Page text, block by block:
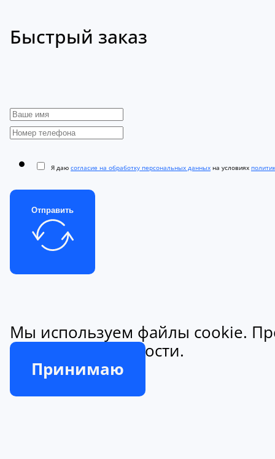
Быстрый заказ
Я даю согласие на обработку персональных данных на условиях
Отправить
Мы используем файлы cookie.
конфиденциальности.
Принимаю